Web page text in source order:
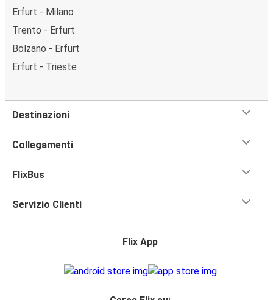
Erfurt - Milano
Trento - Erfurt
Bolzano - Erfurt
Erfurt - Trieste
Destinazioni
Collegamenti
FlixBus
Servizio Clienti
Flix App